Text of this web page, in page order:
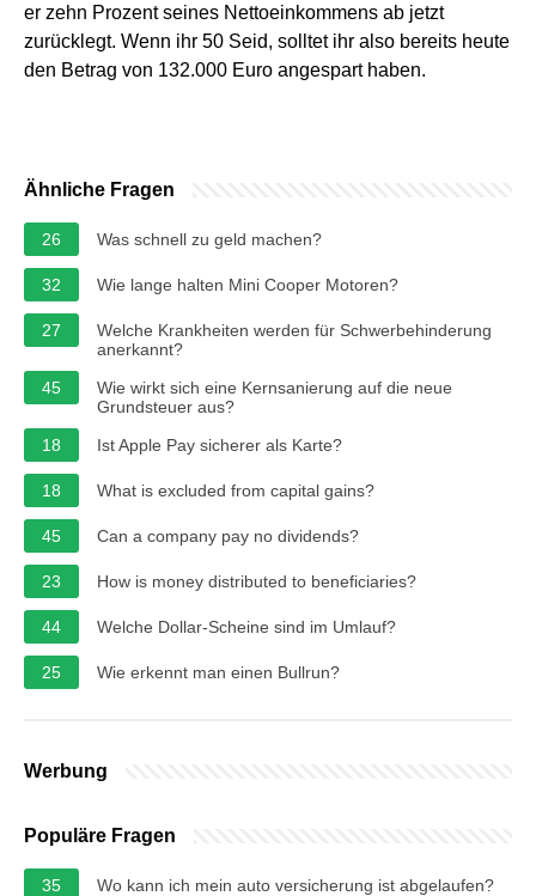
er zehn Prozent seines Nettoeinkommens ab jetzt
zurücklegt. Wenn ihr 50 Seid, solltet ihr also bereits heute
den Betrag von 132.000 Euro angespart haben.
Ähnliche Fragen
26 Was schnell zu geld machen?
32 Wie lange halten Mini Cooper Motoren?
27
Welche Krankheiten werden für Schwerbehinderung
anerkannt?
45
Wie wirkt sich eine Kernsanierung auf die neue
Grundsteuer aus?
18
Ist Apple Pay sicherer als Karte?
18 What is excluded from capital gains?
45 Can a company pay no dividends?
23 How is money distributed to beneficiaries?
44 Welche Dollar-Scheine sind im Umlauf?
25 Wie erkennt man einen Bullrun?
Werbung
Populäre Fragen
35 Wo kann ich mein auto versicherung ist abgelaufen?